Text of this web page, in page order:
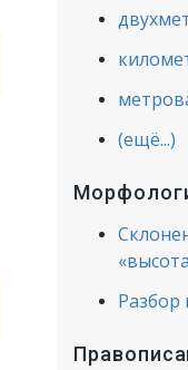
(ещё...)
Разбор